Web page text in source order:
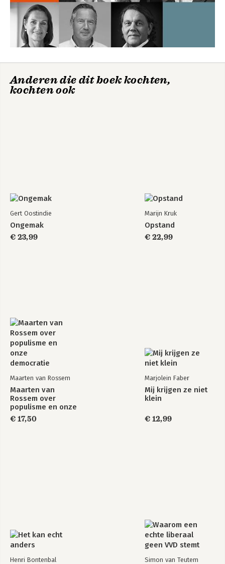
Cassette Voermans
- Het verhaal van
Introduction to
Dutch Law
Anderen die dit boek kochten,
kochten ook
Gert Oostindie
Ongemak
€ 23,99
Marijn Kruk
Opstand
€ 22,99
Maarten van Rossem
Maarten van
Rossem over
populisme en onze
democratie
€ 17,50
Marjolein Faber
Mij krijgen ze niet
klein
€ 12,99
Henri Bontenbal Simon van Teutem